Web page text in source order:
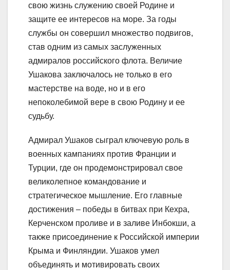
свою жизнь служению своей Родине и
защите ее интересов на море. За годы
службы он совершил множество подвигов,
став одним из самых заслуженных
адмиралов российского флота. Величие
Ушакова заключалось не только в его
мастерстве на воде, но и в его
непоколебимой вере в свою Родину и ее
судьбу.
Адмирал Ушаков сыграл ключевую роль в
военных кампаниях против Франции и
Турции, где он продемонстрировал свое
великолепное командование и
стратегическое мышление. Его главные
достижения – победы в битвах при Кехра,
Керченском проливе и в заливе Инбокши, а
также присоединение к Российской империи
Крыма и Финляндии. Ушаков умел
объединять и мотивировать своих